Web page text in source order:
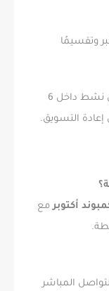
وتقسيمًا
مستثمرون يستهدفون سوق إيجاري نشط داخل 6
التسويق.
أكتوبر مع
المباشر